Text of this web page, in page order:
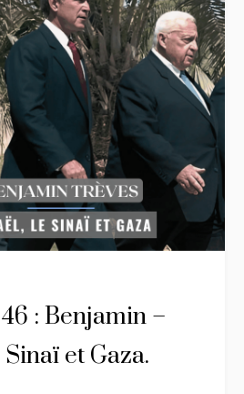
: Benjamin –
et Gaza.